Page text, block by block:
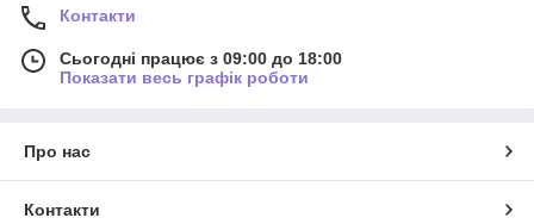
Контакти
Сьогодні працює з 09:00 до 18:00
Показати весь графік роботи
Про нас
Контакти